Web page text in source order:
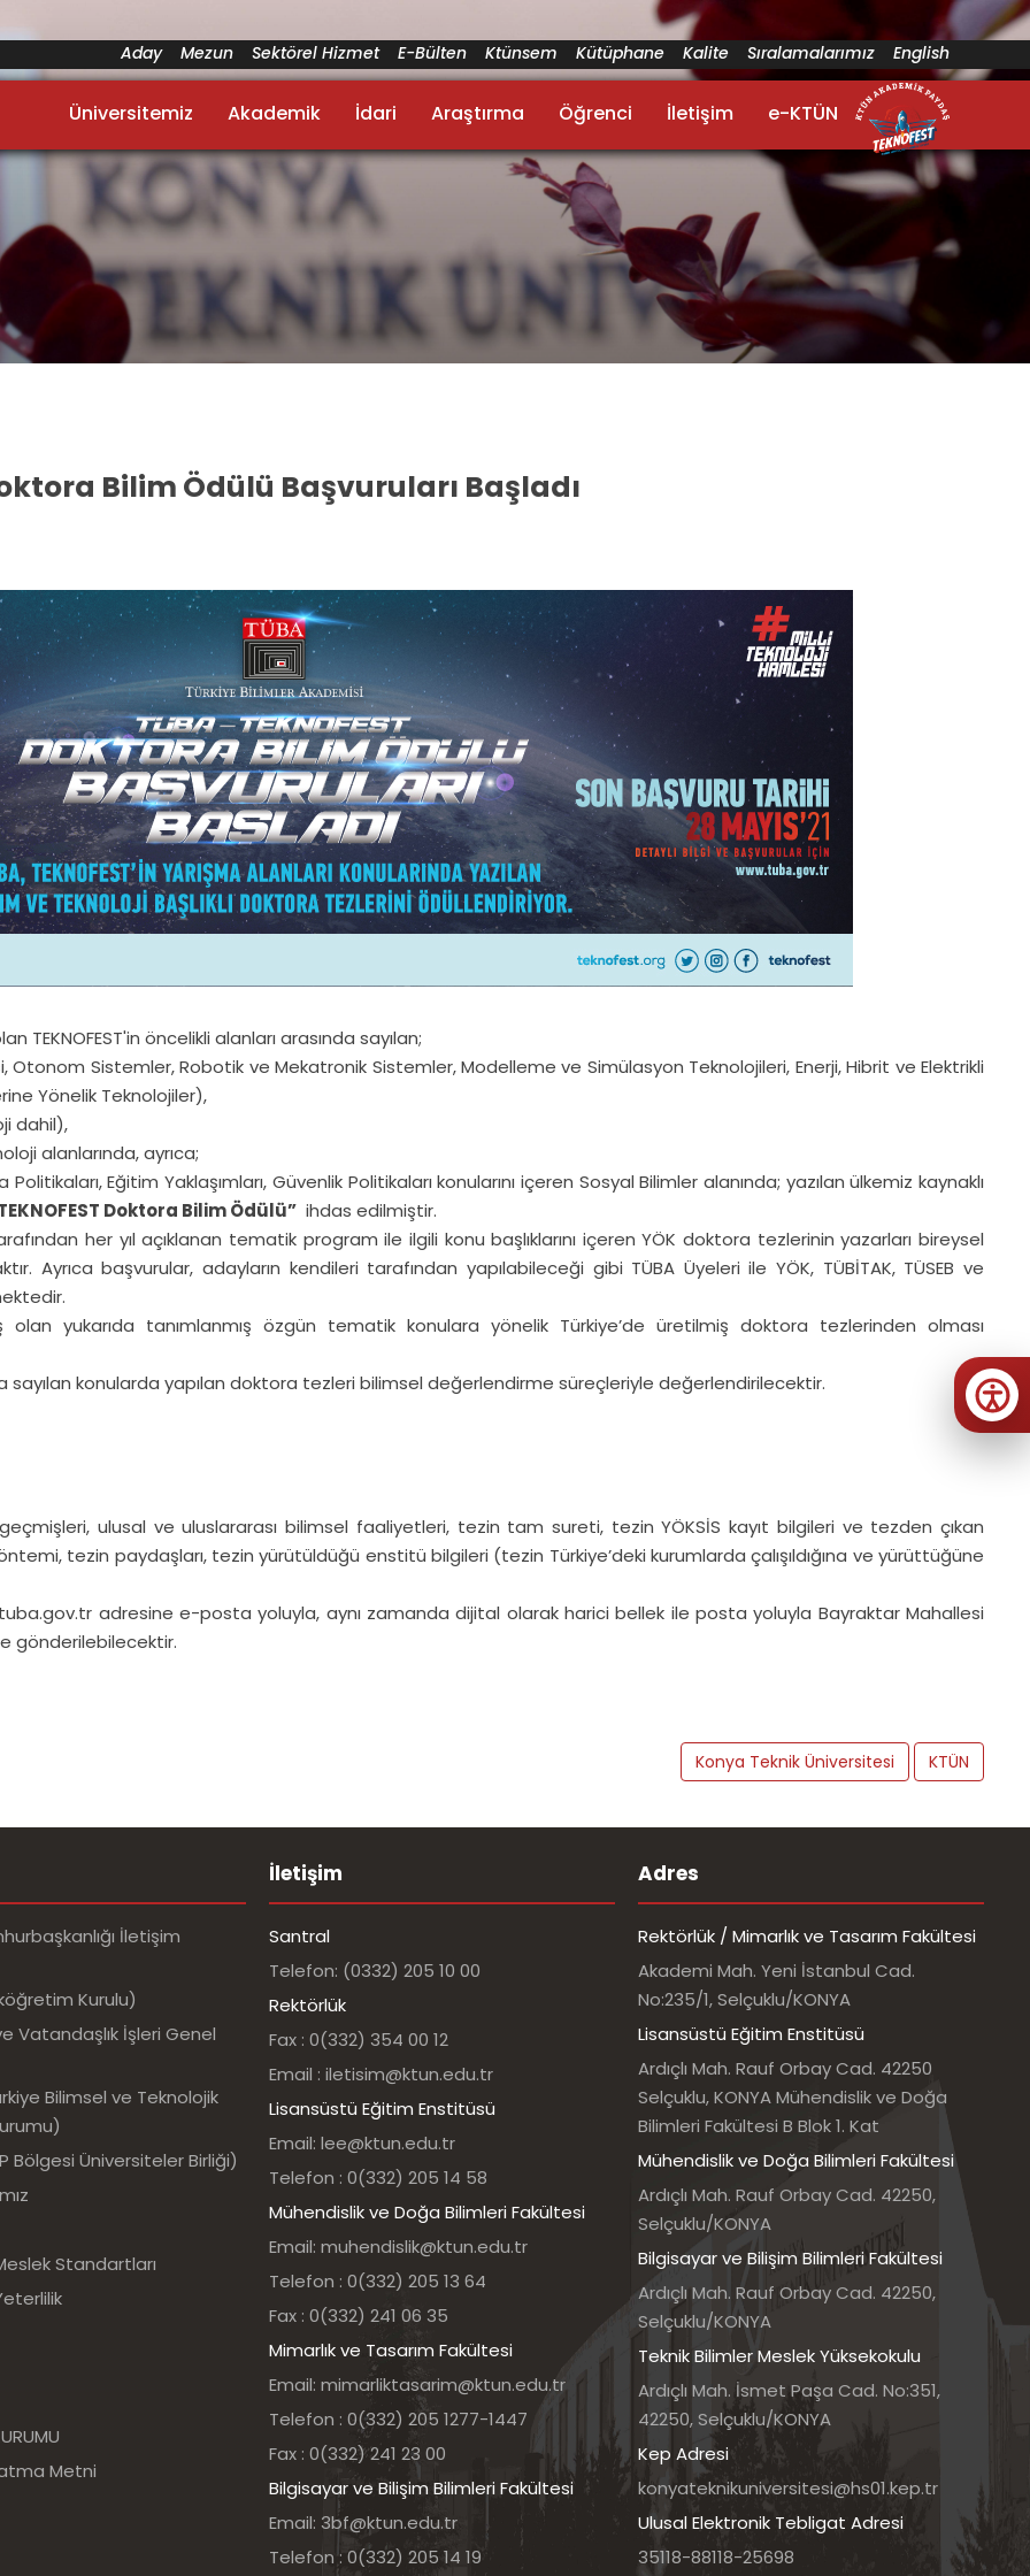
Aday Mezun Sektörel Hizmet E-Bülten Ktünsem Kütüphane Kalite Sıralamalarımız English
Üniversitemiz Akademik İdari Araştırma Öğrenci İletişim e-KTÜN
Bilim Ödülü Başvuruları Başladı
TEKNOFEST'in öncelikli alanları arasında sayılan;
Otonom Sistemler, Robotik ve Mekatronik Sistemler, Modelleme ve Simülasyon Teknolojileri, Enerji, Hibrit ve Elektrikli
Yönelik Teknolojiler),
dahil),
alanlarında, ayrıca;
Eğitim Yaklaşımları, Güvenlik Politikaları konularını içeren Sosyal Bilimler alanında; yazılan ülkemiz kaynaklı
Doktora Bilim Ödülü” ihdas edilmiştir.
her yıl açıklanan tematik program ile ilgili konu başlıklarını içeren YÖK doktora tezlerinin yazarları bireysel
Ayrıca başvurular, adayların kendileri tarafından yapılabileceği gibi TÜBA Üyeleri ile YÖK, TÜBİTAK, TÜSEB ve
olan yukarıda tanımlanmış özgün tematik konulara yönelik Türkiye’de üretilmiş doktora tezlerinden olması
sayılan konularda yapılan doktora tezleri bilimsel değerlendirme süreçleriyle değerlendirilecektir.
ulusal ve uluslararası bilimsel faaliyetleri, tezin tam sureti, tezin YÖKSİS kayıt bilgileri ve tezden çıkan
tezin paydaşları, tezin yürütüldüğü enstitü bilgileri (tezin Türkiye’deki kurumlarda çalışıldığına ve yürüttüğüne
adresine e-posta yoluyla, aynı zamanda dijital olarak harici bellek ile posta yoluyla Bayraktar Mahallesi
gönderilebilecektir.
Konya Teknik Üniversitesi KTÜN
İletişim
Kurulu)
Vatandaşlık İşleri Genel
Bilimsel ve Teknolojik
Bölgesi Üniversiteler Birliği)
Standartları
Metni
İletişim
Santral
Telefon: (0332) 205 10 00
Rektörlük
Fax : 0(332) 354 00 12
Email : iletisim@ktun.edu.tr
Lisansüstü Eğitim Enstitüsü
Email: lee@ktun.edu.tr
Telefon : 0(332) 205 14 58
Mühendislik ve Doğa Bilimleri Fakültesi
Email: muhendislik@ktun.edu.tr
Telefon : 0(332) 205 13 64
Fax : 0(332) 241 06 35
Mimarlık ve Tasarım Fakültesi
Email: mimarliktasarim@ktun.edu.tr
Telefon : 0(332) 205 1277-1447
Fax : 0(332) 241 23 00
Bilgisayar ve Bilişim Bilimleri Fakültesi
Email: 3bf@ktun.edu.tr
Telefon : 0(332) 205 14 19
Adres
Rektörlük / Mimarlık ve Tasarım Fakültesi
Akademi Mah. Yeni İstanbul Cad.
No:235/1, Selçuklu/KONYA
Lisansüstü Eğitim Enstitüsü
Ardıçlı Mah. Rauf Orbay Cad. 42250
Selçuklu, KONYA Mühendislik ve Doğa
Bilimleri Fakültesi B Blok 1. Kat
Mühendislik ve Doğa Bilimleri Fakültesi
Ardıçlı Mah. Rauf Orbay Cad. 42250,
Selçuklu/KONYA
Bilgisayar ve Bilişim Bilimleri Fakültesi
Ardıçlı Mah. Rauf Orbay Cad. 42250,
Selçuklu/KONYA
Teknik Bilimler Meslek Yüksekokulu
Ardıçlı Mah. İsmet Paşa Cad. No:351,
42250, Selçuklu/KONYA
Kep Adresi
konyateknikuniversitesi@hs01.kep.tr
Ulusal Elektronik Tebligat Adresi
35118-88118-25698